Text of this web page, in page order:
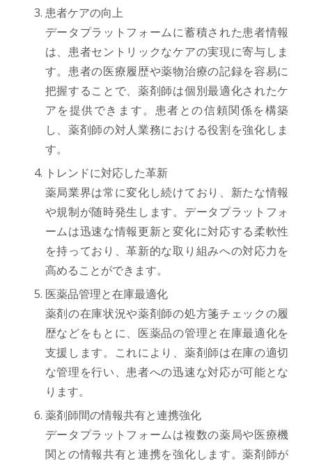
患者ケアの向上
データプラットフォームに蓄積された患者情報
は、患者セントリックなケアの実現に寄与しま
す。患者の医療履歴や薬物治療の記録を容易に
把握することで、薬剤師は個別最適化されたケ
アを提供できます。患者との信頼関係を構築
し、薬剤師の対人業務における役割を強化しま
す。
トレンドに対応した革新
薬局業界は常に変化し続けており、新たな情報
や規制が随時発生します。データプラットフォ
ームは迅速な情報更新と変化に対応する柔軟性
を持っており、革新的な取り組みへの対応力を
高めることができます。
医薬品管理と在庫最適化
薬剤の在庫状況や薬剤師の処方箋チェックの履
歴などをもとに、医薬品の管理と在庫最適化を
支援します。これにより、薬剤師は在庫の適切
な管理を行い、患者への迅速な対応が可能とな
ります。
薬剤師間の情報共有と連携強化
データプラットフォームは複数の薬局や医療機
関との情報共有と連携を強化します。薬剤師が